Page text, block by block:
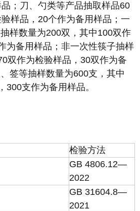
；刀、勺类等产品抽取样品60
样品，20个作为备用样品；一
样数量为200双，其中100双作
为备用样品；非一次性筷子抽样
双作为检验样品，30双作为备
签等抽样数量为600支，其中
300支作为备用样品。
检验方法
GB 4806.12—
2022
GB 31604.8—
2021